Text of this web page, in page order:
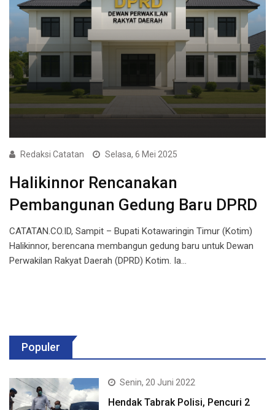
Redaksi Catatan Selasa, 6 Mei 2025
Halikinnor Rencanakan
Pembangunan Gedung Baru DPRD
CATATAN.CO.ID, Sampit – Bupati Kotawaringin Timur (Kotim)
Halikinnor, berencana membangun gedung baru untuk Dewan
Perwakilan Rakyat Daerah (DPRD) Kotim. Ia…
Populer
Senin, 20 Juni 2022
Hendak Tabrak Polisi, Pencuri 2